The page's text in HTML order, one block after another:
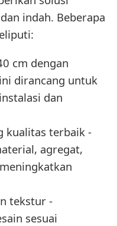
indah. Beberapa
cm dengan
dirancang untuk
dan
kualitas terbaik -
agregat,
tekstur -
sesuai